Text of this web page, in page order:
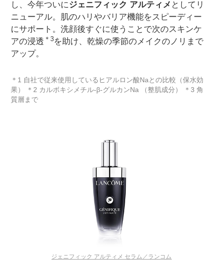
し、今年ついにジェニフィック アルティメ としてリ
ニューアル。肌のハリやバリア機能をスピーディー
にサポート。洗顔後すぐに使うことで次のスキンケ
アの浸透 ＊3を助け、乾燥の季節のメイクのノリまで
アップ。
＊1 自社で従来使用しているヒアルロン酸Naとの比較（保水効
果） ＊2 カルボキシメチル-β-グルカンNa （整肌成分） ＊3 角
質層まで
ジェニフィック アルティメ セラム／ランコム